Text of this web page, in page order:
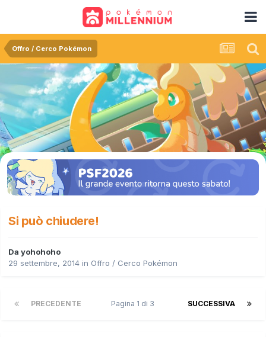
Offro / Cerco Pokémon
Si può chiudere!
Da yohohoho
29 settembre, 2014 in Offro / Cerco Pokémon
PRECEDENTE SUCCESSIVA
Pagina 1 di 3